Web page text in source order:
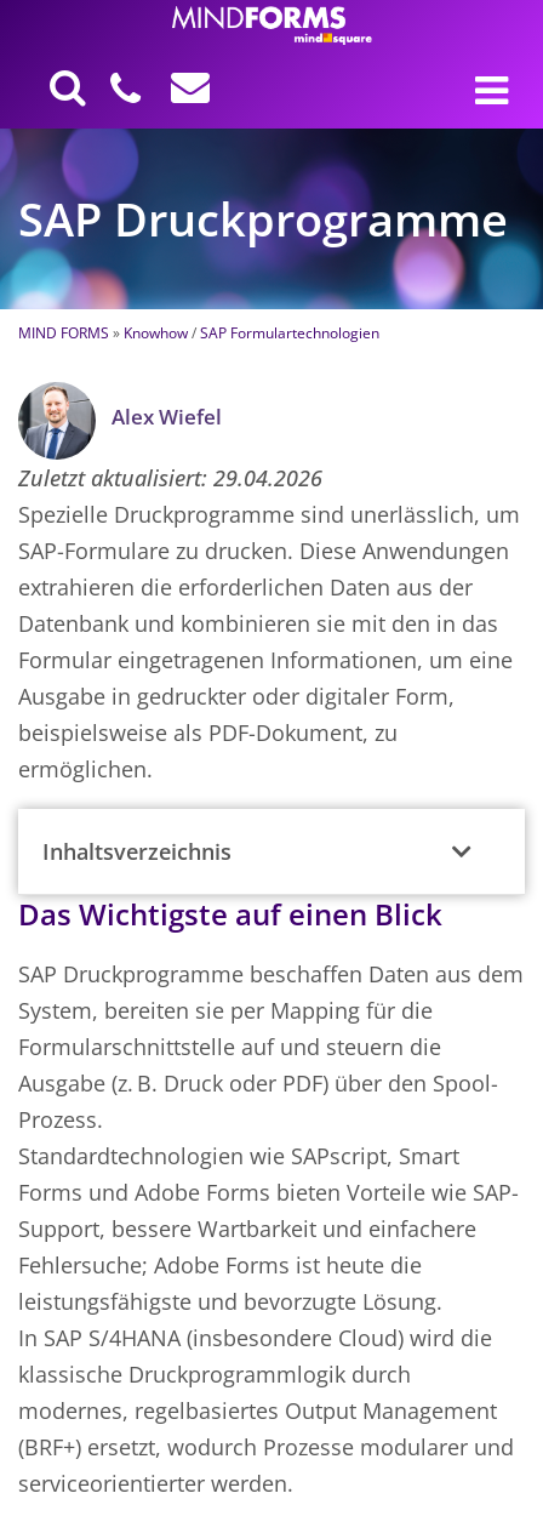
SAP Druckprogramme
MIND FORMS » Knowhow/SAP Formulartechnologien
Alex Wiefel
Zuletzt aktualisiert: 29.04.2026
Spezielle Druckprogramme sind unerlässlich, um
SAP-Formulare zu drucken. Diese Anwendungen
extrahieren die erforderlichen Daten aus der
Datenbank und kombinieren sie mit den in das
Formular eingetragenen Informationen, um eine
Ausgabe in gedruckter oder digitaler Form,
beispielsweise als PDF-Dokument, zu
ermöglichen.
Inhaltsverzeichnis
Das Wichtigste auf einen Blick
SAP Druckprogramme beschaffen Daten aus dem
System, bereiten sie per Mapping für die
Formularschnittstelle auf und steuern die
Ausgabe (z. B. Druck oder PDF) über den Spool-
Prozess.
Standardtechnologien wie SAPscript, Smart
Forms und Adobe Forms bieten Vorteile wie SAP-
Support, bessere Wartbarkeit und einfachere
Fehlersuche; Adobe Forms ist heute die
leistungsfähigste und bevorzugte Lösung.
In SAP S/4HANA (insbesondere Cloud) wird die
klassische Druckprogrammlogik durch
modernes, regelbasiertes Output Management
(BRF+) ersetzt, wodurch Prozesse modularer und
serviceorientierter werden.